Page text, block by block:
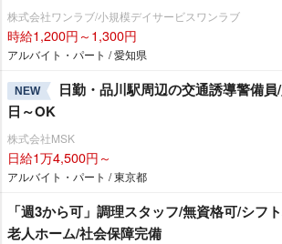
株式会社ワンラブ/小規模デイサービスワンラブ
時給1,200円～1,300円
アルバイト・パート / 愛知県
NEW
日勤・品川駅周辺の交通誘導警備
日～OK
株式会社MSK
日給1万4,500円～
アルバイト・パート / 東京都
「週3から可」調理スタッフ/無資格可/シフ
老人ホーム/社会保障完備